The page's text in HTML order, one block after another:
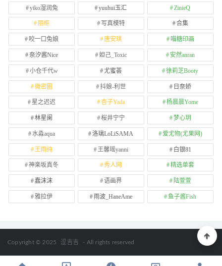
yiko湿润兔 yuuhui玉汇 ZinieQ
丽柜 写真模特 合集
咬一口兔娘 唐安琪 喵糖印画
奈汐酱Nice 妲己_Toxic 安然anran
小仓千代w 尤蜜荟 徐莉芝Booty
微密圈 抖娘-利世 日奈娇
星之迟迟 杏子Yada 杨晨晨Yome
林星阑 桜井宁宁 梦心玥
水淼aqua 洛璃LoLiSAMA 爱尤物(尤果网)
王雨纯 王馨瑶yanni 白银81
神楽坂真冬 秀人网 精选单套
蠢沫沫 语画界 陆萱萱
雅拉伊 雨波_HaneAme 鱼子酱Fish
Copyright © 2025 涩吉吉 - All rights reserved